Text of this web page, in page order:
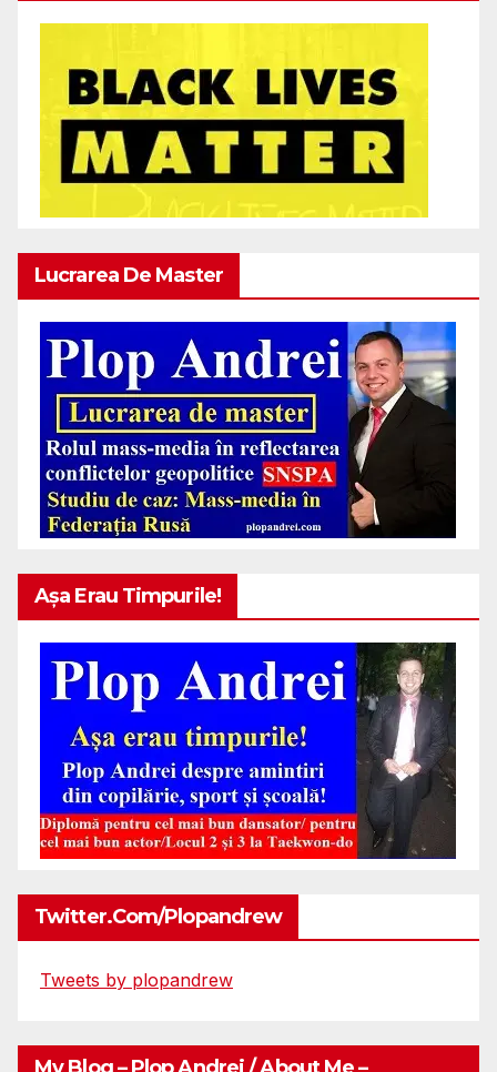
Lucrarea De Master
Așa Erau Timpurile!
Twitter.com/plopandrew
Tweets by plopandrew